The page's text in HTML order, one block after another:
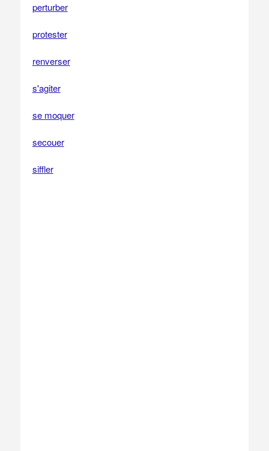
perturber
protester
renverser
s'agiter
se moquer
secouer
siffler